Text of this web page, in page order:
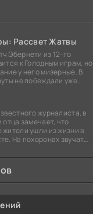
Рассвет Жатвы
Эбернети из 12-го
к Голодным играм, но
у него мизерные. В
не побеждали уже
журналиста, в
замечает, что
ушли из жизни в
На похоронах звучат